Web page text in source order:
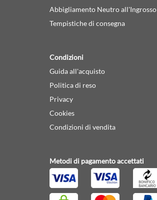
Abbigliamento Neutro all'Ingrosso
Tempistiche di consegna
Condizioni
Guida all'acquisto
Politica di reso
Privacy
Cookies
Condizioni di vendita
Metodi di pagamento accettati